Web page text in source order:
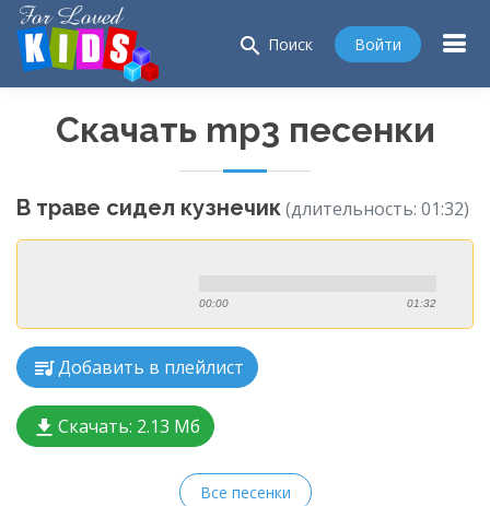
search Поиск Войти
Скачать mp3 песенки
В траве сидел кузнечик(длительность: 01:32)
00:00 01:32
Добавить в плейлист
Скачать: 2.13 Мб
Все песенки